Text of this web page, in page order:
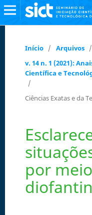
Início / Arquivos /
v. 14 n. 1 (2021):
Científica e
/
Ciências Exatas e da
por